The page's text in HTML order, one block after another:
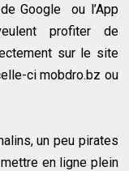
Google ou l’App
profiter de
sur le site
ci mobdro.bz ou
un peu pirates
en ligne plein